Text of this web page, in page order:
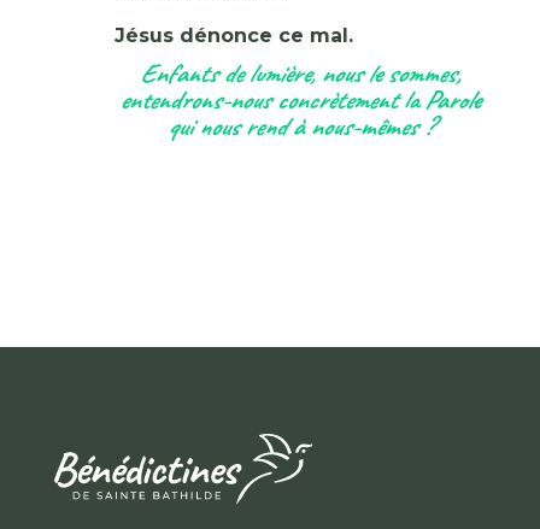
Jésus dénonce ce mal.
Enfants de lumière, nous le sommes,
entendrons-nous concrètement la Parole
qui nous rend à nous-mêmes ?